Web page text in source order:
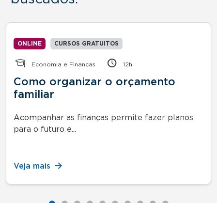
ONLINE CURSOS GRATUITOS
Economia e Finanças 12h
Como organizar o orçamento
familiar
Acompanhar as finanças permite fazer planos
para o futuro e...
Veja mais